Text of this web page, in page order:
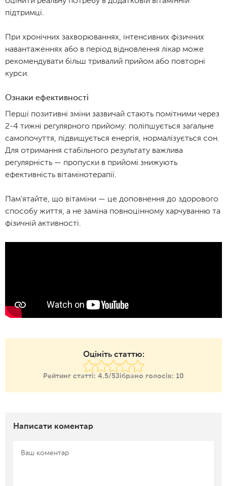
підтримці.
При хронічних захворюваннях, інтенсивних фізичних
навантаженнях або в період відновлення лікар може
рекомендувати більш тривалий прийом або повторні
курси.
Ознаки ефективності
Перші позитивні зміни зазвичай стають помітними через
2-4 тижні регулярного прийому: поліпшується загальне
самопочуття, підвищується енергія, нормалізується сон.
Для отримання стабільного результату важлива
регулярність — пропуски в прийомі знижують
ефективність вітамінотерапії.
Пам'ятайте, що вітаміни — це доповнення до здорового
способу життя, а не заміна повноцінному харчуванню та
фізичній активності.
Оцініть статтю:
Рейтинг статті: 4.5/5Зібрано голосів: 10
Написати коментар